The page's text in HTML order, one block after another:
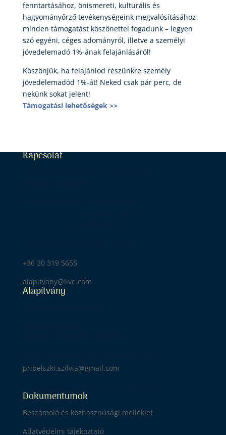
fenntartásához, önismereti, kulturális és
hagyományőrző tevékenységeink megvalósításához
minden támogatást köszönettel fogadunk – legyen
szó egyéni, céges adományról, illetve a személyi
jövedelemadó 1%-ának felajánlásáról!
Köszönjük, ha felajánlod részünkre személy
jövedelemadód 1%-át! Neked csak pár perc, de
nekünk sokat jelent!
Támogatási lehetőségek >>
Kapcsolat
+36 20 319 5655
alapitvany@live.com
Alapítvány
pribelszki.szilvia@gmail.com
Dokumentumok
Beszámoló és közhasznúsági melléklet
Adatvédelmi tájékoztató